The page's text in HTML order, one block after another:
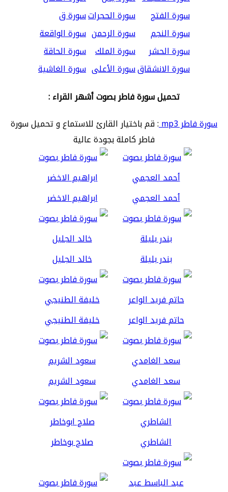
سورة الفتح
سورة الحجراتسورة ق
سورة النجم
سورة الرحمن سورة الواقعة
سورة الحشر
سورة الملك سورة الحاقة
سورة الانشقاقسورة الأعلى سورة الغاشية
تحميل سورة فاطر بصوت أشهر القراء :
سورة فاطر mp3
: قم باختيار القارئ للاستماع و تحميل سورة
فاطر كاملة بجودة عالية
أحمد العجمي ابراهيم الاخضر
بندر بليلة خالد الجليل
حاتم فريد الواعر خليفة الطنيجي
سعد الغامدي سعود الشريم
الشاطري صلاح بوخاطر